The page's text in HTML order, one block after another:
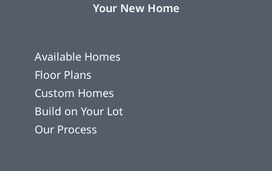
Your New Home
Available Homes
Floor Plans
Custom Homes
Build on Your Lot
Our Process